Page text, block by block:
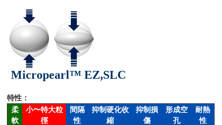
Micropearl™EZ,SLC
特性：
柔
軟
小〜特大粒
徑
間隔
性
抑制硬化收
縮
抑制損
傷
形成空
孔
耐熱
性